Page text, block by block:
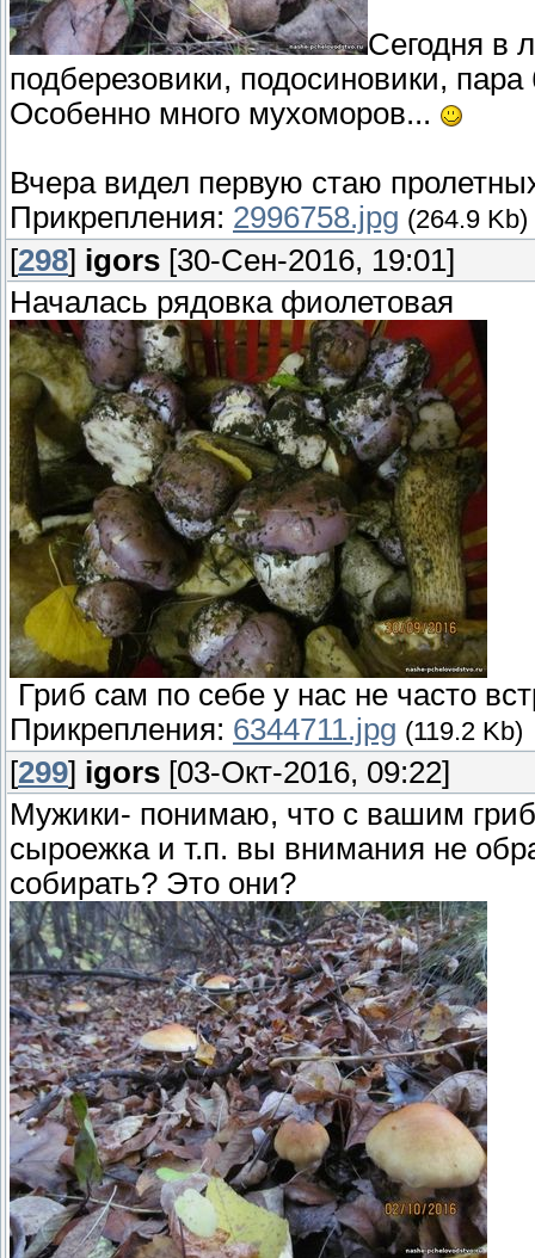
Сегодня в
подберезовики, подосиновики,
Особенно много мухоморов...
Вчера видел первую стаю
Прикрепления: 2996758.jpg (264.9 Kb)
[298] igors [30-Сен-2016, 19:01]
Началась рядовка фиолетовая
Гриб сам по себе у нас не часто
Прикрепления: 6344711.jpg (119.2 Kb)
[299] igors [03-Окт-2016, 09:22]
Мужики- понимаю, что с вашим
сыроежка и т.п. вы внимания не
собирать? Это они?